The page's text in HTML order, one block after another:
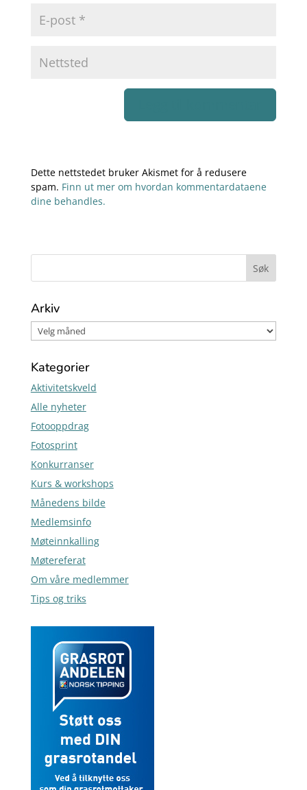
Dette nettstedet bruker Akismet for å redusere
spam. Finn ut mer om hvordan kommentardataene
dine behandles.
Arkiv
Kategorier
Aktivitetskveld
Alle nyheter
Fotooppdrag
Fotosprint
Konkurranser
Kurs & workshops
Månedens bilde
Medlemsinfo
Møteinnkalling
Møtereferat
Om våre medlemmer
Tips og triks